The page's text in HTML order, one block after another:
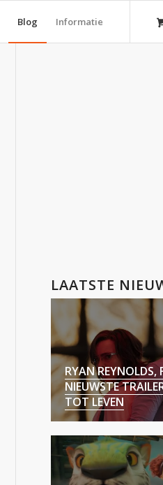
Blog Informatie
LAATSTE
RYAN REYNOLDS,
NIEUWSTE
TOT LEVEN